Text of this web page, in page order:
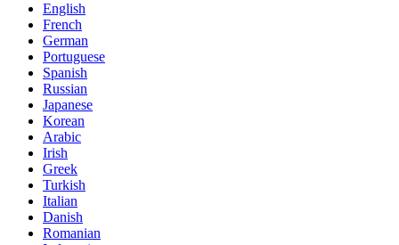
English
French
German
Portuguese
Spanish
Russian
Japanese
Korean
Arabic
Irish
Greek
Turkish
Italian
Danish
Romanian